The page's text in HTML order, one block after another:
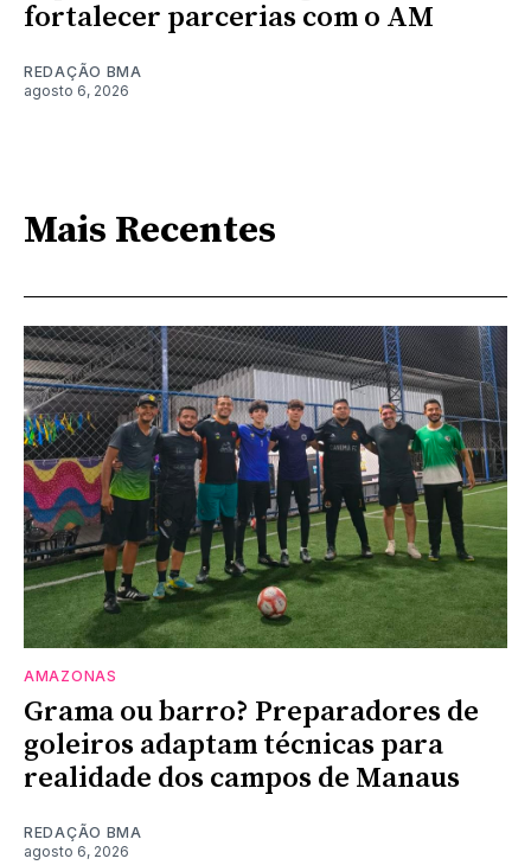
fortalecer parcerias com o AM
REDAÇÃO BMA
agosto 6, 2026
Mais Recentes
AMAZONAS
Grama ou barro? Preparadores de
goleiros adaptam técnicas para
realidade dos campos de Manaus
REDAÇÃO BMA
agosto 6, 2026